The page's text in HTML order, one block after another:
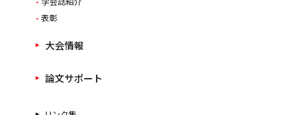
表彰
大会情報
論文サポート